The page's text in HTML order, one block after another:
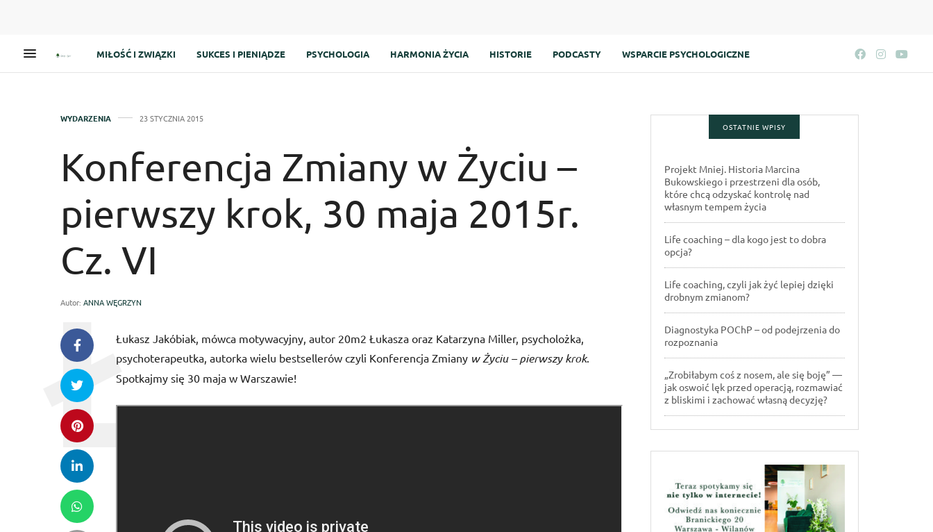
MIŁOŚĆ I ZWIĄZKI SUKCES I PIENIĄDZE PSYCHOLOGIA HARMONIA ŻYCIA HISTORIE PODCASTY WSPARCIE PSYCHOLOGICZNE
WYDARZENIA 23 STYCZNIA 2015
Konferencja Zmiany w Życiu –
pierwszy krok, 30 maja 2015r.
Cz. VI
Autor: ANNA WĘGRZYN
Łukasz Jakóbiak, mówca motywacyjny, autor 20m2 Łukasza oraz Katarzyna Miller, psycholożka,
psychoterapeutka, autorka wielu bestsellerów czyli Konferencja Zmiany w Życiu – pierwszy krok.
Spotkajmy się 30 maja w Warszawie!
OSTATNIE WPISY
Projekt Mniej. Historia Marcina
Bukowskiego i przestrzeni dla osób,
które chcą odzyskać kontrolę nad
własnym tempem życia
Life coaching – dla kogo jest to dobra
opcja?
Life coaching, czyli jak żyć lepiej dzięki
drobnym zmianom?
Diagnostyka POChP – od podejrzenia do
rozpoznania
„Zrobiłabym coś z nosem, ale się boję” —
jak oswoić lęk przed operacją, rozmawiać
z bliskimi i zachować własną decyzję?